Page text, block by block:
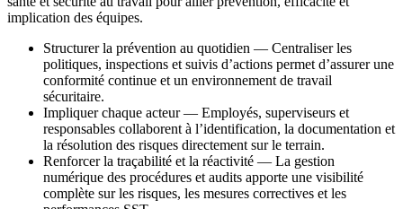
implication des équipes.
Structurer la prévention au quotidien — Centraliser les
politiques, inspections et suivis d’actions permet d’assurer une
conformité continue et un environnement de travail
sécuritaire.
Impliquer chaque acteur — Employés, superviseurs et
responsables collaborent à l’identification, la documentation et
la résolution des risques directement sur le terrain.
Renforcer la traçabilité et la réactivité — La gestion
numérique des procédures et audits apporte une visibilité
complète sur les risques, les mesures correctives et les